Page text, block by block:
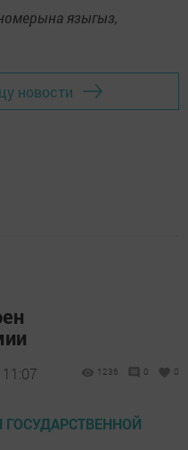
языгыз,
новости
1236 0 0